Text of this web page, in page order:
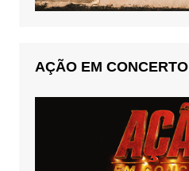
AÇÃO EM CONCERTO